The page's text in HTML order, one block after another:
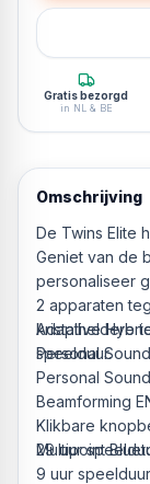
Gratis bezorgd
in NL & BE
Omschrijving
De Twins Elite
Geniet van de
personaliseer
2 apparaten
kristalheldere
speelduur.
Adaptive
Personal
Personal
Beamforming
Klikbare
Multipoint
29 uur
9 uur